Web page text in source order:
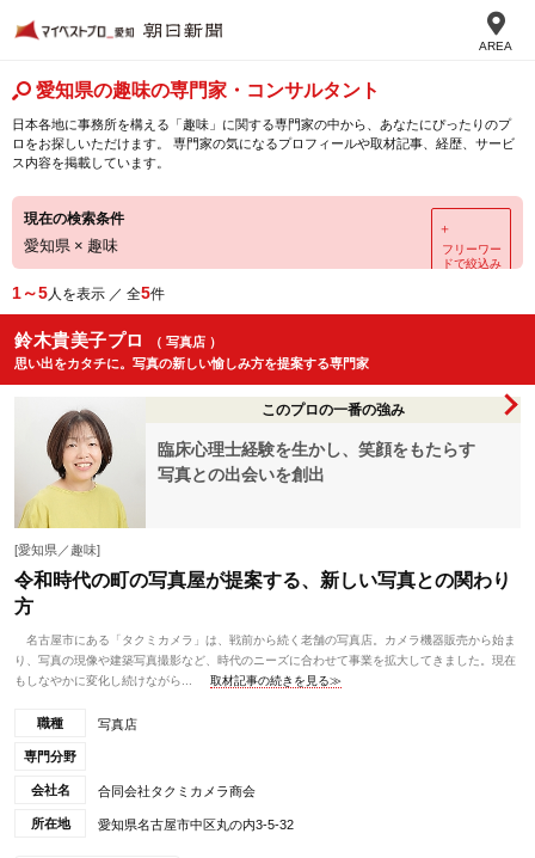
AREA
愛知県の趣味の専門家・コンサルタント
日本各地に事務所を構える「趣味」に関する専門家の中から、あなたにぴったりのプ
ロをお探しいただけます。 専門家の気になるプロフィールや取材記事、経歴、サービ
ス内容を掲載しています。
現在の検索条件
愛知県 × 趣味
＋
フリーワー
ドで絞込み
1～5人を表示 ／ 全5件
鈴木貴美子プロ
（ 写真店 ）
思い出をカタチに。写真の新しい愉しみ方を提案する専門家
このプロの一番の強み
臨床心理士経験を生かし、笑顔をもたらす
写真との出会いを創出
[愛知県／趣味]
令和時代の町の写真屋が提案する、新しい写真との関わり
方
名古屋市にある「タクミカメラ」は、戦前から続く老舗の写真店。カメラ機器販売から始ま
り、写真の現像や建築写真撮影など、時代のニーズに合わせて事業を拡大してきました。現在
もしなやかに変化し続けながら...
取材記事の続きを見る≫
職種 写真店
専門分野
会社名 合同会社タクミカメラ商会
所在地 愛知県名古屋市中区丸の内3-5-32